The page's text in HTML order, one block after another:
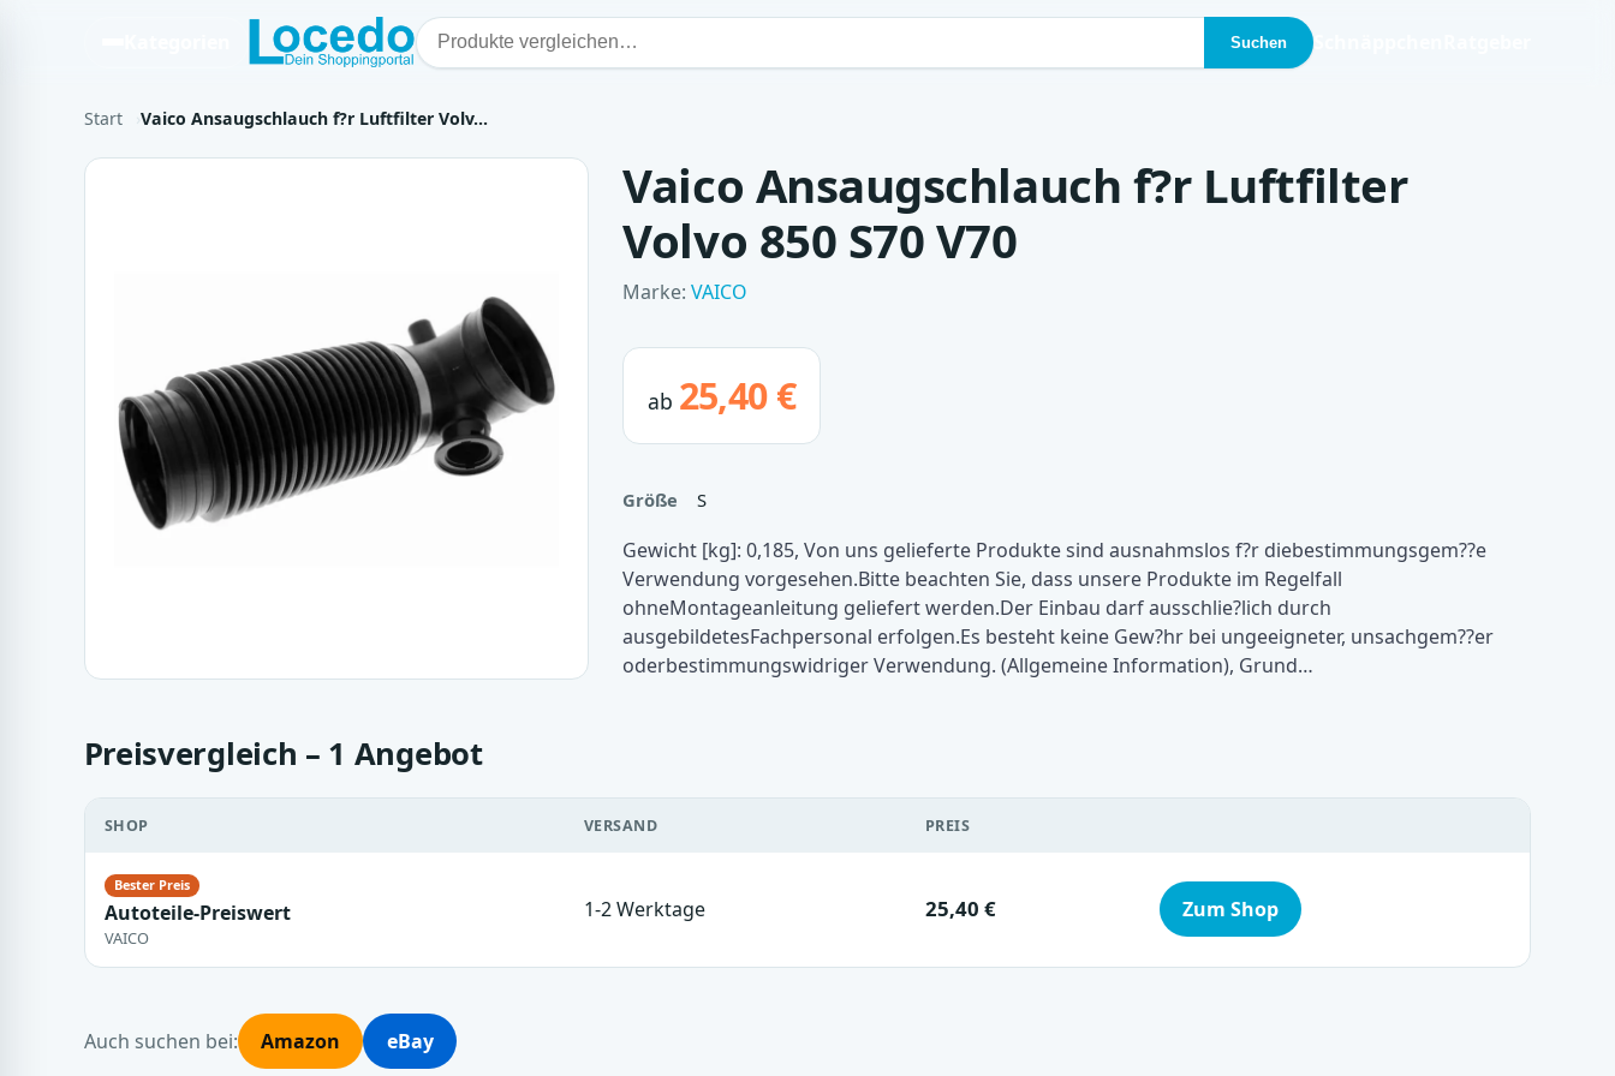
Suchen
Start Vaico Ansaugschlauch f?r Luftfilter Volv…
Vaico Ansaugschlauch f?r Luftfilter
Volvo 850 S70 V70
Marke:VAICO
ab 25,40 €
Größe S
Gewicht [kg]: 0,185, Von uns gelieferte Produkte sind ausnahmslos f?r diebestimmungsgem??e
Verwendung vorgesehen.Bitte beachten Sie, dass unsere Produkte im Regelfall
ohneMontageanleitung geliefert werden.Der Einbau darf ausschlie?lich durch
ausgebildetesFachpersonal erfolgen.Es besteht keine Gew?hr bei ungeeigneter, unsachgem??er
oderbestimmungswidriger Verwendung. (Allgemeine Information), Grund…
Preisvergleich – 1 Angebot
SHOP VERSAND PREIS
Autoteile-Preiswert
VAICO
1-2 Werktage 25,40 € Zum Shop
Auch suchen bei: Amazon eBay